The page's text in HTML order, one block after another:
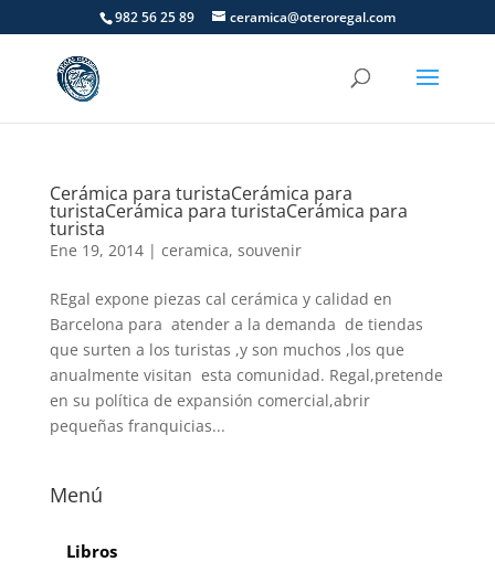
982 56 25 89 ceramica@oteroregal.com
Cerámica para turistaCerámica para
turistaCerámica para turistaCerámica para
turista
Ene 19, 2014| ceramica, souvenir
REgal expone piezas cal cerámica y calidad en
Barcelona para atender a la demanda de tiendas
que surten a los turistas ,y son muchos ,los que
anualmente visitan esta comunidad. Regal,pretende
en su política de expansión comercial,abrir
pequeñas franquicias...
Menú
Libros